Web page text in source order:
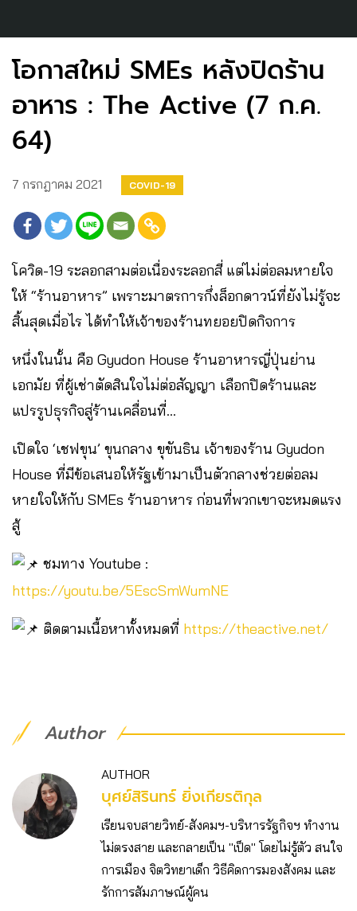
โอกาสใหม่ SMEs หลังปิดร้าน
อาหาร : The Active (7 ก.ค.
64)
7 กรกฎาคม 2021 COVID-19
โควิด-19 ระลอกสามต่อเนื่องระลอกสี่ แต่ไม่ต่อลมหายใจ
ให้ “ร้านอาหาร” เพราะมาตรการกึ่งล็อกดาวน์ที่ยังไม่รู้จะ
สิ้นสุดเมื่อไร ได้ทำให้เจ้าของร้านทยอยปิดกิจการ
หนึ่งในนั้น คือ Gyudon House ร้านอาหารญี่ปุ่นย่าน
เอกมัย ที่ผู้เช่าตัดสินใจไม่ต่อสัญญา เลือกปิดร้านและ
แปรรูปธุรกิจสู่ร้านเคลื่อนที่…
เปิดใจ ‘เชฟขุน’ ขุนกลาง ขุขันธิน เจ้าของร้าน Gyudon
House ที่มีข้อเสนอให้รัฐเข้ามาเป็นตัวกลางช่วยต่อลม
หายใจให้กับ SMEs ร้านอาหาร ก่อนที่พวกเขาจะหมดแรง
สู้
ชมทาง Youtube :
https://youtu.be/5EscSmWumNE
ติดตามเนื้อหาทั้งหมดที่ https://theactive.net/
Author
AUTHOR
บุศย์สิรินทร์ ยิ่งเกียรติกุล
เรียนจบสายวิทย์-สังคมฯ-บริหารรัฐกิจฯ ทำงาน
ไม่ตรงสาย และกลายเป็น "เป็ด" โดยไม่รู้ตัว สนใจ
การเมือง จิตวิทยาเด็ก วิธีคิดการมองสังคม และ
รักการสัมภาษณ์ผู้คน